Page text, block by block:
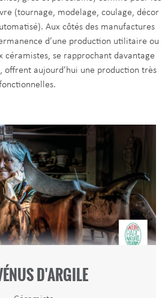
(tournage, modelage, coulage, décor
Aux côtés des manufactures
d’une production utilitaire ou
céramistes, se rapprochant davantage
offrent aujourd’hui une production très
D'ARGILE